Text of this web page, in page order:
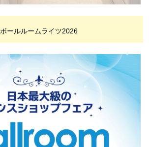
ボールルームライツ2026